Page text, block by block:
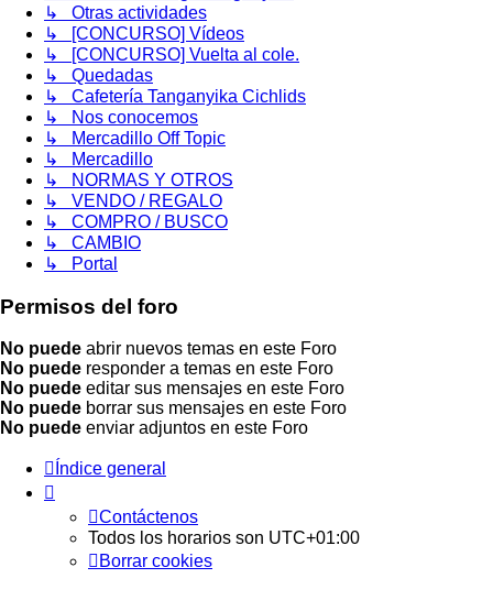
↳ Otras actividades
↳ [CONCURSO] Vídeos
↳ [CONCURSO] Vuelta al cole.
↳ Quedadas
↳ Cafetería Tanganyika Cichlids
↳ Nos conocemos
↳ Mercadillo Off Topic
↳ Mercadillo
↳ NORMAS Y OTROS
↳ VENDO / REGALO
↳ COMPRO / BUSCO
↳ CAMBIO
↳ Portal
Permisos del foro
No puede abrir nuevos temas en este Foro
No puede responder a temas en este Foro
No puede editar sus mensajes en este Foro
No puede borrar sus mensajes en este Foro
No puede enviar adjuntos en este Foro
Índice general
Contáctenos
Todos los horarios son UTC+01:00
Borrar cookies